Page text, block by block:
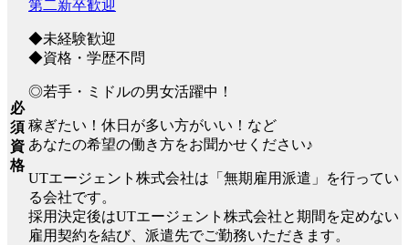
必
須
資
格
第二新卒歓迎
◆未経験歓迎
◆資格・学歴不問
◎若手・ミドルの男女活躍中！
稼ぎたい！休日が多い方がいい！など
あなたの希望の働き方をお聞かせください♪
UTエージェント株式会社は「無期雇用派遣」を行ってい
る会社です。
採用決定後はUTエージェント株式会社と期間を定めない
雇用契約を結び、派遣先でご勤務いただきます。